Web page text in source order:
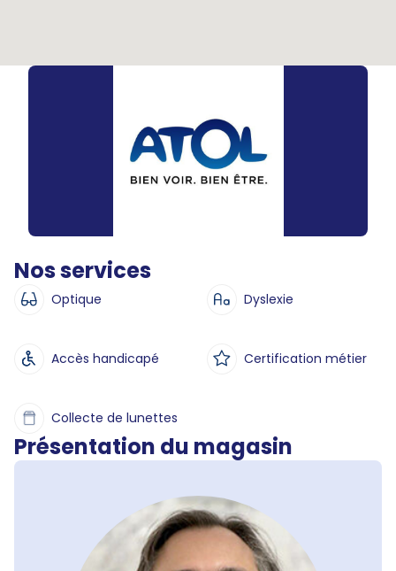
Nos services
Optique Dyslexie
Accès handicapé Certification métier
Collecte de lunettes
Présentation du magasin